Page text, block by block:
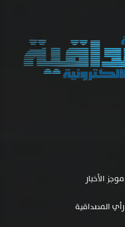
موجز الأخبار
رأي المصداقية